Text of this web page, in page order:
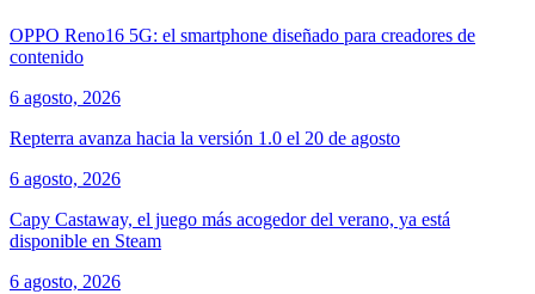
OPPO Reno16 5G: el smartphone diseñado para creadores de
contenido
6 agosto, 2026
Repterra avanza hacia la versión 1.0 el 20 de agosto
6 agosto, 2026
Capy Castaway, el juego más acogedor del verano, ya está
disponible en Steam
6 agosto, 2026